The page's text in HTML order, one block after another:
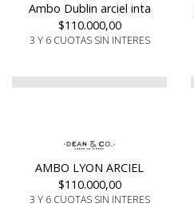
Ambo Dublin arciel inta
$110.000,00
3 Y 6 CUOTAS SIN INTERES
AMBO LYON ARCIEL
$110.000,00
3 Y 6 CUOTAS SIN INTERES